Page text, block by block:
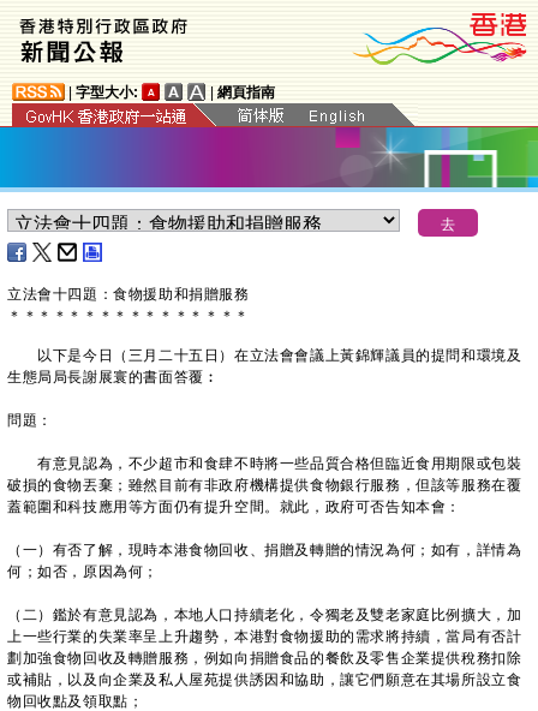
字型大小: 網頁指南
立法會十四題：食物援助和捐贈服務
＊ ＊ ＊ ＊ ＊ ＊ ＊ ＊ ＊ ＊ ＊ ＊ ＊ ＊ ＊ ＊
以下是今日（三月二十五日）在立法會會議上黃錦輝議員的提問和環境及
生態局局長謝展寰的書面答覆︰
問題：
有意見認為，不少超市和食肆不時將一些品質合格但臨近食用期限或包裝
破損的食物丟棄；雖然目前有非政府機構提供食物銀行服務，但該等服務在覆
蓋範圍和科技應用等方面仍有提升空間。就此，政府可否告知本會：
（一）有否了解，現時本港食物回收、捐贈及轉贈的情況為何；如有，詳情為
何；如否，原因為何；
（二）鑑於有意見認為，本地人口持續老化，令獨老及雙老家庭比例擴大，加
上一些行業的失業率呈上升趨勢，本港對食物援助的需求將持續，當局有否計
劃加強食物回收及轉贈服務，例如向捐贈食品的餐飲及零售企業提供稅務扣除
或補貼，以及向企業及私人屋苑提供誘因和協助，讓它們願意在其場所設立食
物回收點及領取點；